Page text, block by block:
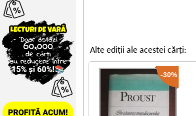
Alte ediții ale acestei cărți:
-30%